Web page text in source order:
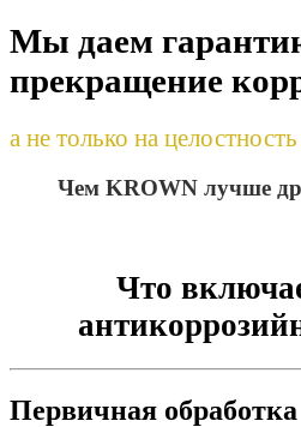
Мы даем
прекращение
а не только на
Чем KROWN лучше
Что
Первичная обработка